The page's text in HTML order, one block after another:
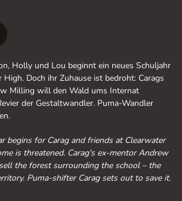
Holly und Lou beginnt ein neues Schuljahr
High. Doch ihr Zuhause ist bedroht: Carags
Milling will den Wald ums Internat
der Gestaltwandler. Puma-Wandler
begins for Carag and friends at Clearwater
is threatened. Carag's ex-mentor Andrew
the forest surrounding the school – the
Puma-shifter Carag sets out to save it.